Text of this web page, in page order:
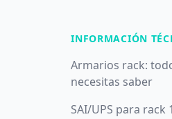
INFORMACIÓN
Armarios rack:
necesitas saber
SAI/UPS para rack